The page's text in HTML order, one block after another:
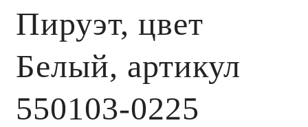
Пируэт, цвет
Белый, артикул
550103-0225